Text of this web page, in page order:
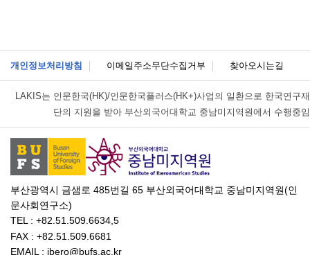
개인정보처리방침 이메일주소무단수집거부 찾아오시는길
LAKIS는 인문한국(HK)/인문한국플러스(HK+)사업의 일환으로 한국연구재
단의 지원을 받아 부산외국어대학교 중남미지역원에서 수행중임
부산광역시 금샘로 485번길 65 부산외국어대학교 중남미지역원(인
문사회연구소)
TEL : +82.51.509.6634,5
FAX : +82.51.509.6681
EMAIL : ibero@bufs.ac.kr